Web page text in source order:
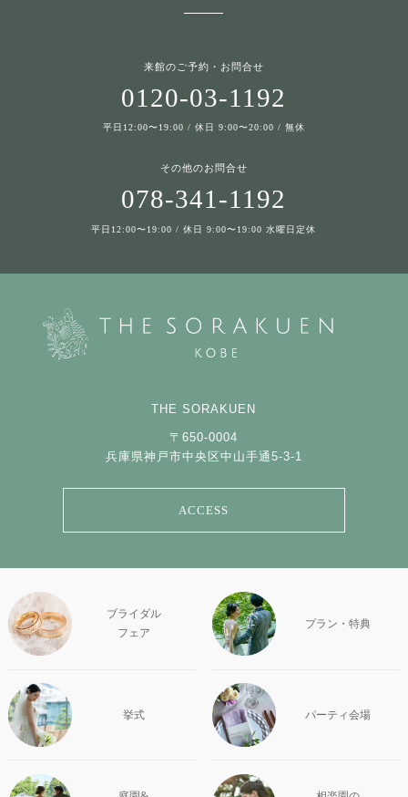
来館のご予約・お問合せ
0120-03-1192
平日12:00〜19:00 / 休日 9:00〜20:00 / 無休
その他のお問合せ
078-341-1192
平日12:00〜19:00 / 休日 9:00〜19:00 水曜日定休
THE SORAKUEN
〒650-0004
兵庫県神戸市中央区中山手通5-3-1
ACCESS
ブライダル
フェア
プラン・特典
挙式 パーティ会場